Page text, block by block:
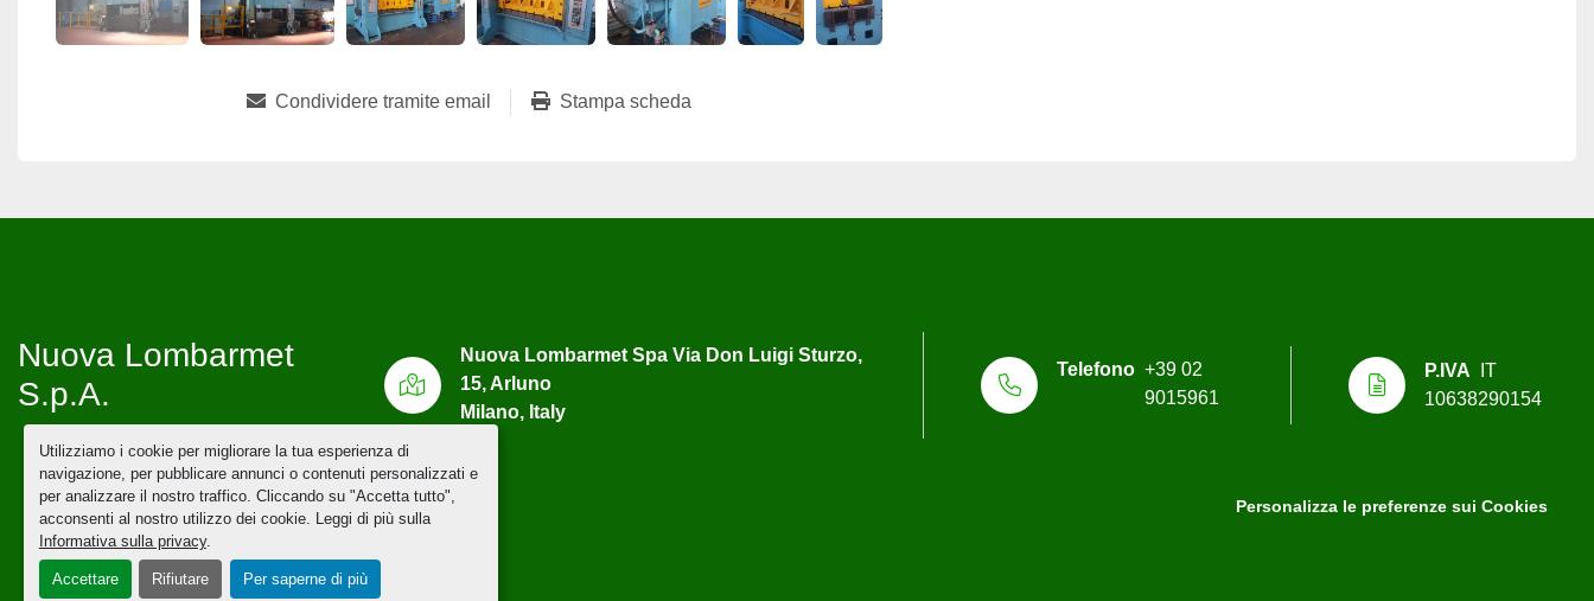
Utilizziamo i cookie per migliorare la tua esperienza di
navigazione, per pubblicare annunci o contenuti personalizzati e
per analizzare il nostro traffico. Cliccando su "Accetta tutto",
acconsenti al nostro utilizzo dei cookie. Leggi di più sulla
Informativa sulla privacy.
Accettare Rifiutare Per saperne di più
Condividere tramite email Stampa scheda
Nuova Lombarmet
S.p.A.
Nuova Lombarmet Spa Via Don Luigi Sturzo,
15, Arluno
Milano, Italy
Telefono +39 02
9015961
P.IVA
IT
10638290154
Personalizza le preferenze sui Cookies